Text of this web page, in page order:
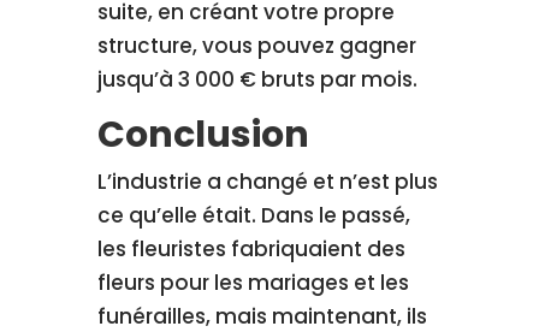
suite, en créant votre propre
structure, vous pouvez gagner
jusqu’à 3 000 € bruts par mois.
Conclusion
L’industrie a changé et n’est plus
ce qu’elle était. Dans le passé,
les fleuristes fabriquaient des
fleurs pour les mariages et les
funérailles, mais maintenant, ils